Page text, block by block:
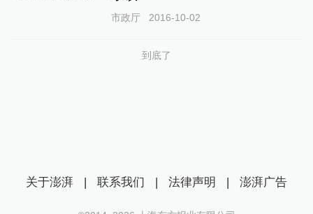
市政厅 2016-10-02
到底了
关于澎湃 | 联系我们 | 法律声明 | 澎湃广告